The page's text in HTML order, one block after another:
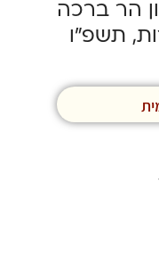
הר ברכה
תשפ”ו